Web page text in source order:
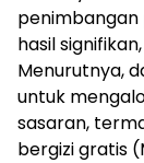
penimbangan
hasil
Menurutnya,
untuk
sasaran,
bergizi gratis